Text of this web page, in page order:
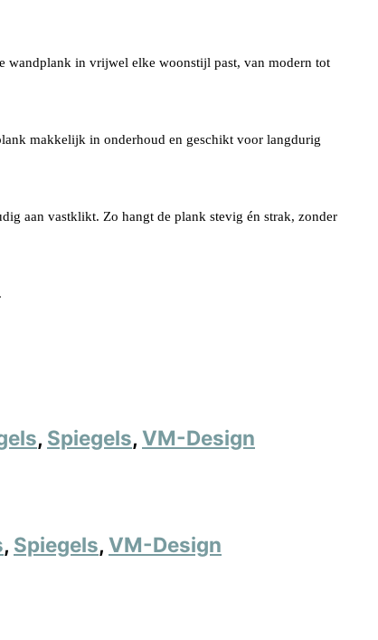
wandplank in vrijwel elke woonstijl past, van modern tot
makkelijk in onderhoud en geschikt voor langdurig
aan vastklikt. Zo hangt de plank stevig én strak, zonder
, Spiegels, VM-Design
, Spiegels, VM-Design